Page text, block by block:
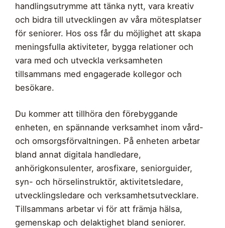
handlingsutrymme att tänka nytt, vara kreativ
och bidra till utvecklingen av våra mötesplatser
för seniorer. Hos oss får du möjlighet att skapa
meningsfulla aktiviteter, bygga relationer och
vara med och utveckla verksamheten
tillsammans med engagerade kollegor och
besökare.
Du kommer att tillhöra den förebyggande
enheten, en spännande verksamhet inom vård-
och omsorgsförvaltningen. På enheten arbetar
bland annat digitala handledare,
anhörigkonsulenter, arosfixare, seniorguider,
syn- och hörselinstruktör, aktivitetsledare,
utvecklingsledare och verksamhetsutvecklare.
Tillsammans arbetar vi för att främja hälsa,
gemenskap och delaktighet bland seniorer.